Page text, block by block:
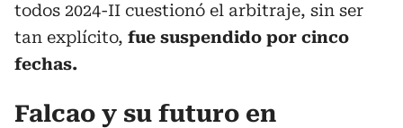
todos 2024-II cuestionó el arbitraje, sin ser
tan explícito, fue suspendido por cinco
fechas.
Falcao y su futuro en